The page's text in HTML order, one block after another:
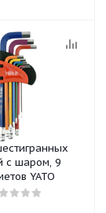
с шаром, 9
YATO